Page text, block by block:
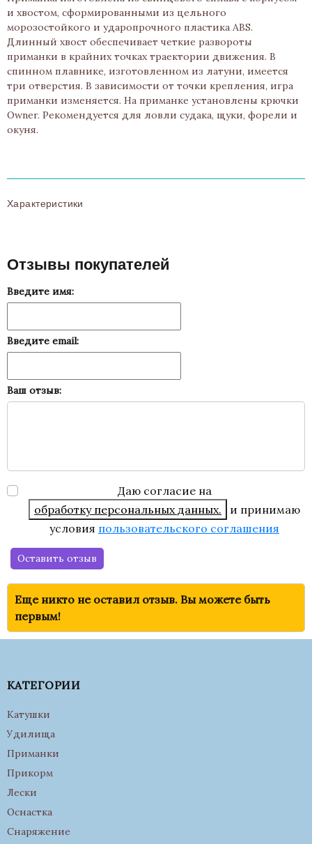
и хвостом, сформированными из цельного
морозостойкого и ударопрочного пластика ABS.
Длинный хвост обеспечивает четкие развороты
приманки в крайних точках траектории движения. В
спинном плавнике, изготовленном из латуни, имеется
три отверстия. В зависимости от точки крепления, игра
приманки изменяется. На приманке установлены крючки
Owner. Рекомендуется для ловли судака, щуки, форели и
окуня.
Характеристики
Отзывы покупателей
Введите имя:
Введите email:
Ваш отзыв:
Даю согласие на
обработку персональных данных.
и принимаю
условия пользовательского соглашения
Оставить отзыв
Еще никто не оставил отзыв. Вы можете быть
первым!
КАТЕГОРИИ
Катушки
Удилища
Приманки
Прикорм
Лески
Оснастка
Снаряжение